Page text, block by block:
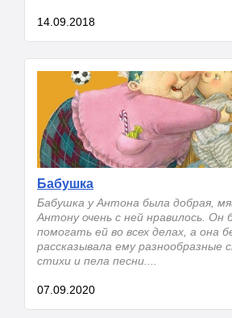
14.09.2018
Бабушка
Бабушка у Антона была добрая,
Антону очень с ней нравилось. Он
помогать ей во всех делах, а она
рассказывала ему разнообразные
стихи и пела песни....
07.09.2020